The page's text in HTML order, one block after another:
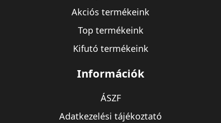
Akciós termékeink
Top termékeink
Kifutó termékeink
Információk
ÁSZF
Adatkezelési tájékoztató